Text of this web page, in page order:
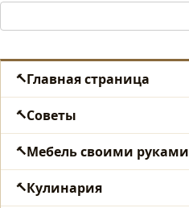
Главная страница
Советы
Мебель своими руками
Кулинария